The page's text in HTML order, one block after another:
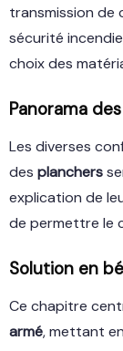
transmission de
sécurité
choix des
Panorama des
Les diverses
des planchers
explication de
de permettre le
Solution en
Ce chapitre
armé, mettant